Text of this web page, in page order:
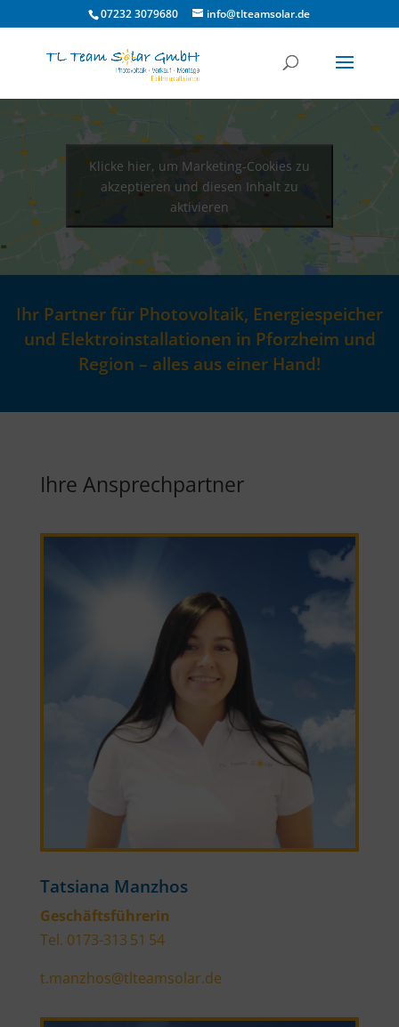
07232 3079680 info@tlteamsolar.de
Klicke hier, um Marketing-Cookies zu
akzeptieren und diesen Inhalt zu
aktivieren
Ihr Partner für Photovoltaik, Energiespeicher
und Elektroinstallationen in Pforzheim und
Region – alles aus einer Hand!
Ihre Ansprechpartner
Tatsiana Manzhos
Geschäftsführerin
Tel. 0173-313 51 54
t.manzhos@tlteamsolar.de